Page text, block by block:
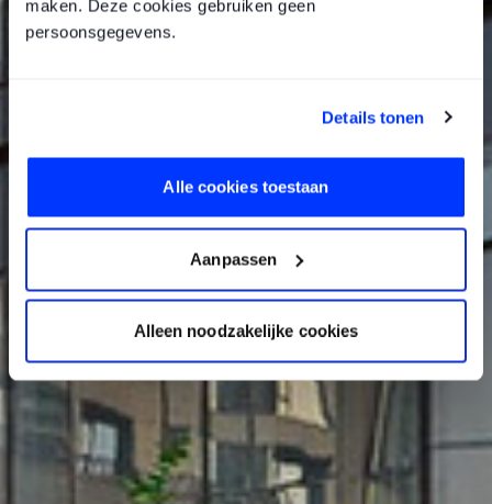
maken. Deze cookies gebruiken geen
persoonsgegevens.
Details tonen
Alle cookies toestaan
Aanpassen
Alleen noodzakelijke cookies